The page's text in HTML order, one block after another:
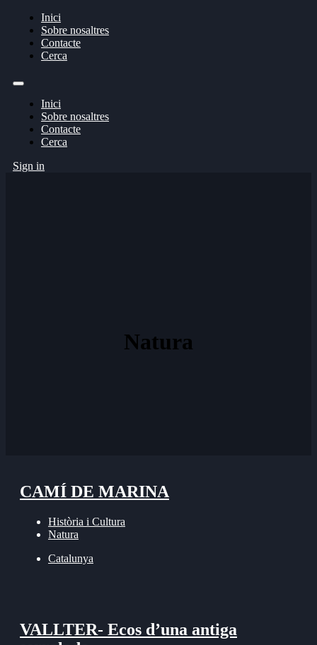
Inici
Sobre nosaltres
Contacte
Cerca
Inici
Sobre nosaltres
Contacte
Cerca
Sign in
Natura
CAMÍ DE MARINA
Història i Cultura
Natura
Catalunya
VALLTER- Ecos d’una antiga